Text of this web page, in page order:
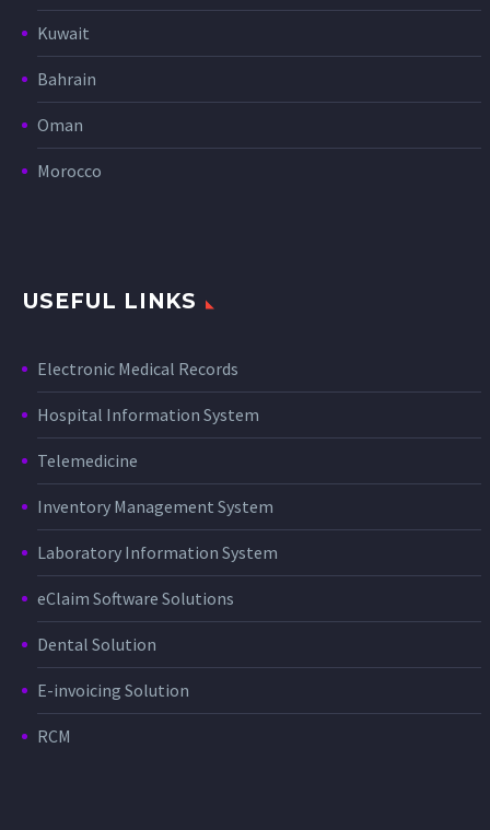
Kuwait
Bahrain
Oman
Morocco
USEFUL LINKS
Electronic Medical Records
Hospital Information System
Telemedicine
Inventory Management System
Laboratory Information System
eClaim Software Solutions
Dental Solution
E-invoicing Solution
RCM